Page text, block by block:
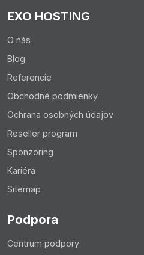
Upozornenie:
Majte na pamäti, že tieto
vyhľadávačov nezmenia v
môžu prejaviť niekedy aj za 2
EXO HOSTING
O nás
Blog
Referencie
Obchodné podmienky
Ochrana osobných údajov
Reseller program
Sponzoring
Kariéra
Sitemap
Podpora
Centrum podpory